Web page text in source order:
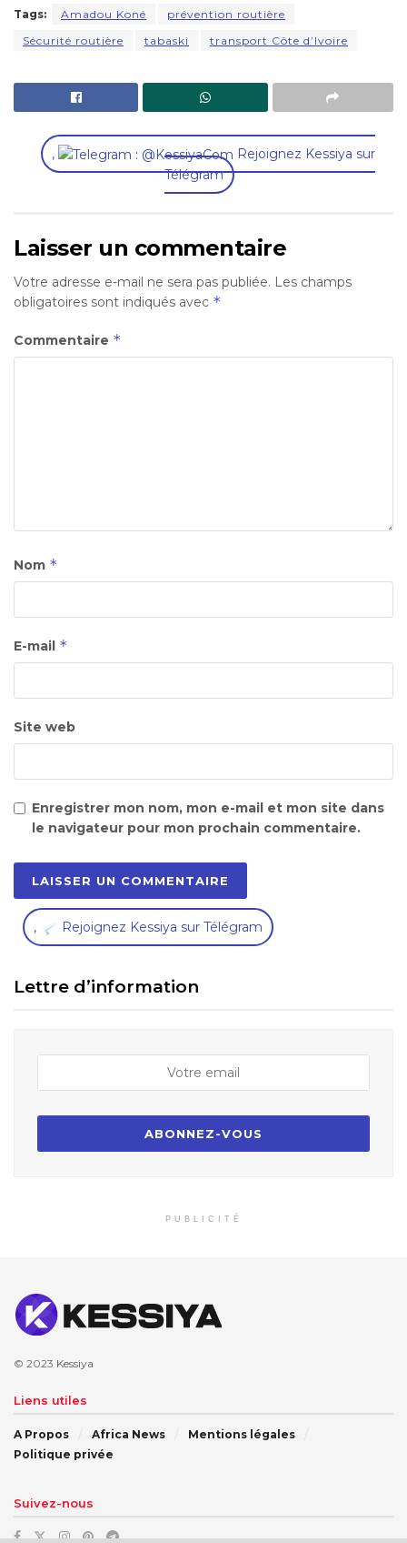
Tags: Amadou Koné
prévention routière
Sécurité routière
tabaski transport Côte d’Ivoire
,
Rejoignez Kessiya sur
Télégram
Laisser un commentaire
Votre adresse e-mail ne sera pas publiée. Les champs
obligatoires sont indiqués avec *
Commentaire *
Nom *
E-mail *
Site web
Enregistrer mon nom, mon e-mail et mon site dans
le navigateur pour mon prochain commentaire.
, Rejoignez Kessiya sur Télégram
Lettre d’information
PUBLICITÉ
© 2023 Kessiya
Liens utiles
A Propos Africa News
Mentions légales
Politique privée
Suivez-nous